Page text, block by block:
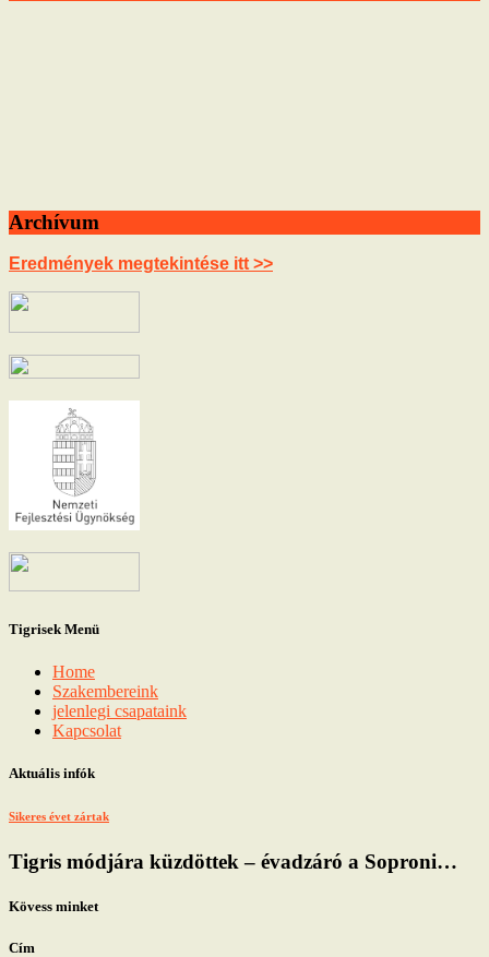
Archívum
Eredmények megtekintése itt >>
Tigrisek Menü
Home
Szakembereink
jelenlegi csapataink
Kapcsolat
Aktuális infók
Sikeres évet zártak
Tigris módjára küzdöttek – évadzáró a Soproni…
Kövess minket
Cím